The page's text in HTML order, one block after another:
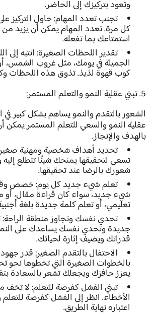
وتعود بتركيزك إلى الحاضر.
تجنب تعدد المهام:حاول التركيز
كل مرة. تعدد المهام يمكن أن يزيد من
استمتاعك بما تفعله.
تقدير اللحظات الصغيرة: انتبه
الجميلة في يومك، مثل غروب الشمس،
كوب قهوة لذيذ. تذوق هذه اللحظات
5. تبني عقلية النمو والتعلم المستمر:
الشعور بالتقدم والنمو يساهم بشكل كبير في
عقلية النمو والسعي للتعلم المستمر
بالهدف والإنجاز.
تحديد أهداف شخصية ومهنية
تسعى لتحقيقها يمنحك شيئًا تتطلع
شعورك بالرضا عند تحقيقها.
تعلم شيء جديد كل يوم:خصص
شيء جديد، سواء كان قراءة مقال، أو
تعليمي، أو تعلم كلمة جديدة بلغة
تحدي نفسك وتجاوز منطقة الراحة:
جديدة وتحدي نفسك يساعدك على
قدراتك ويضيف إثارة لحياتك.
الاحتفال بالتقدم الصغير:قدر
بالخطوات الصغيرة التي تخطوها نحو
يعزز حافزك ويجعلك تشعر بالسعادة
تبني الفشل كفرصة للتعلم:لا تخف
الأخطاء. انظر إلى الفشل كفرصة للتعلم
اعتباره نهاية الطريق.